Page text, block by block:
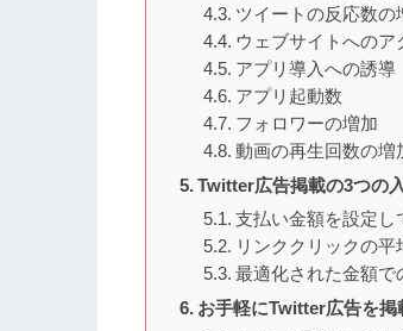
ツイートの反応数の
ウェブサイトへのア
アプリ導入への誘導
アプリ起動数
フォロワーの増加
動画の再生回数の増
Twitter広告掲載の3つの
支払い金額を設定し
リンククリックの
最適化された金額で
お手軽にTwitter広告を